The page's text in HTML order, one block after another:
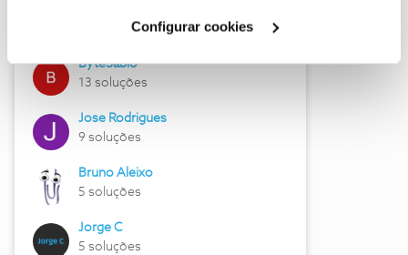
Configurar cookies
17 soluções
ByteSábio
13 soluções
Jose Rodrigues
9 soluções
Bruno Aleixo
5 soluções
Jorge C
5 soluções